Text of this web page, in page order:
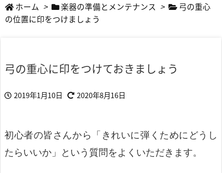
ホーム > 楽器の準備とメンテナンス >
弓の重心
の位置に印をつけましょう
弓の重心に印をつけておきましょう
2019年1月10日 2020年8月16日
初心者の皆さんから「きれいに弾くためにどうし
たらいいか」という質問をよくいただきます。